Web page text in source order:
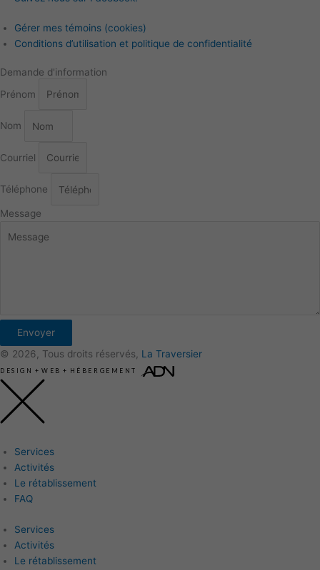
Gérer mes témoins (cookies)
Conditions d’utilisation et politique de confidentialité
Demande d'information
Prénom
Nom
Courriel
Téléphone
Message
Envoyer
© 2026, Tous droits réservés, La Traversier
DESIGN + WEB + HÉBERGEMENT
Services
Activités
Le rétablissement
FAQ
Services
Activités
Le rétablissement